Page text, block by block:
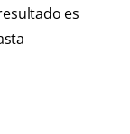
es